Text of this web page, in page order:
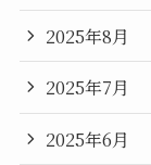
2025年8月
2025年7月
2025年6月